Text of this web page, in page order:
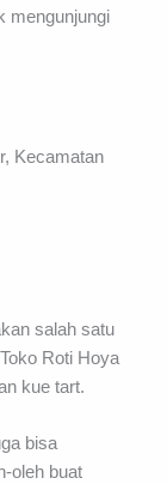
mengunjungi
Kecamatan
salah satu
Roti Hoya
kue tart.
bisa
oleh buat